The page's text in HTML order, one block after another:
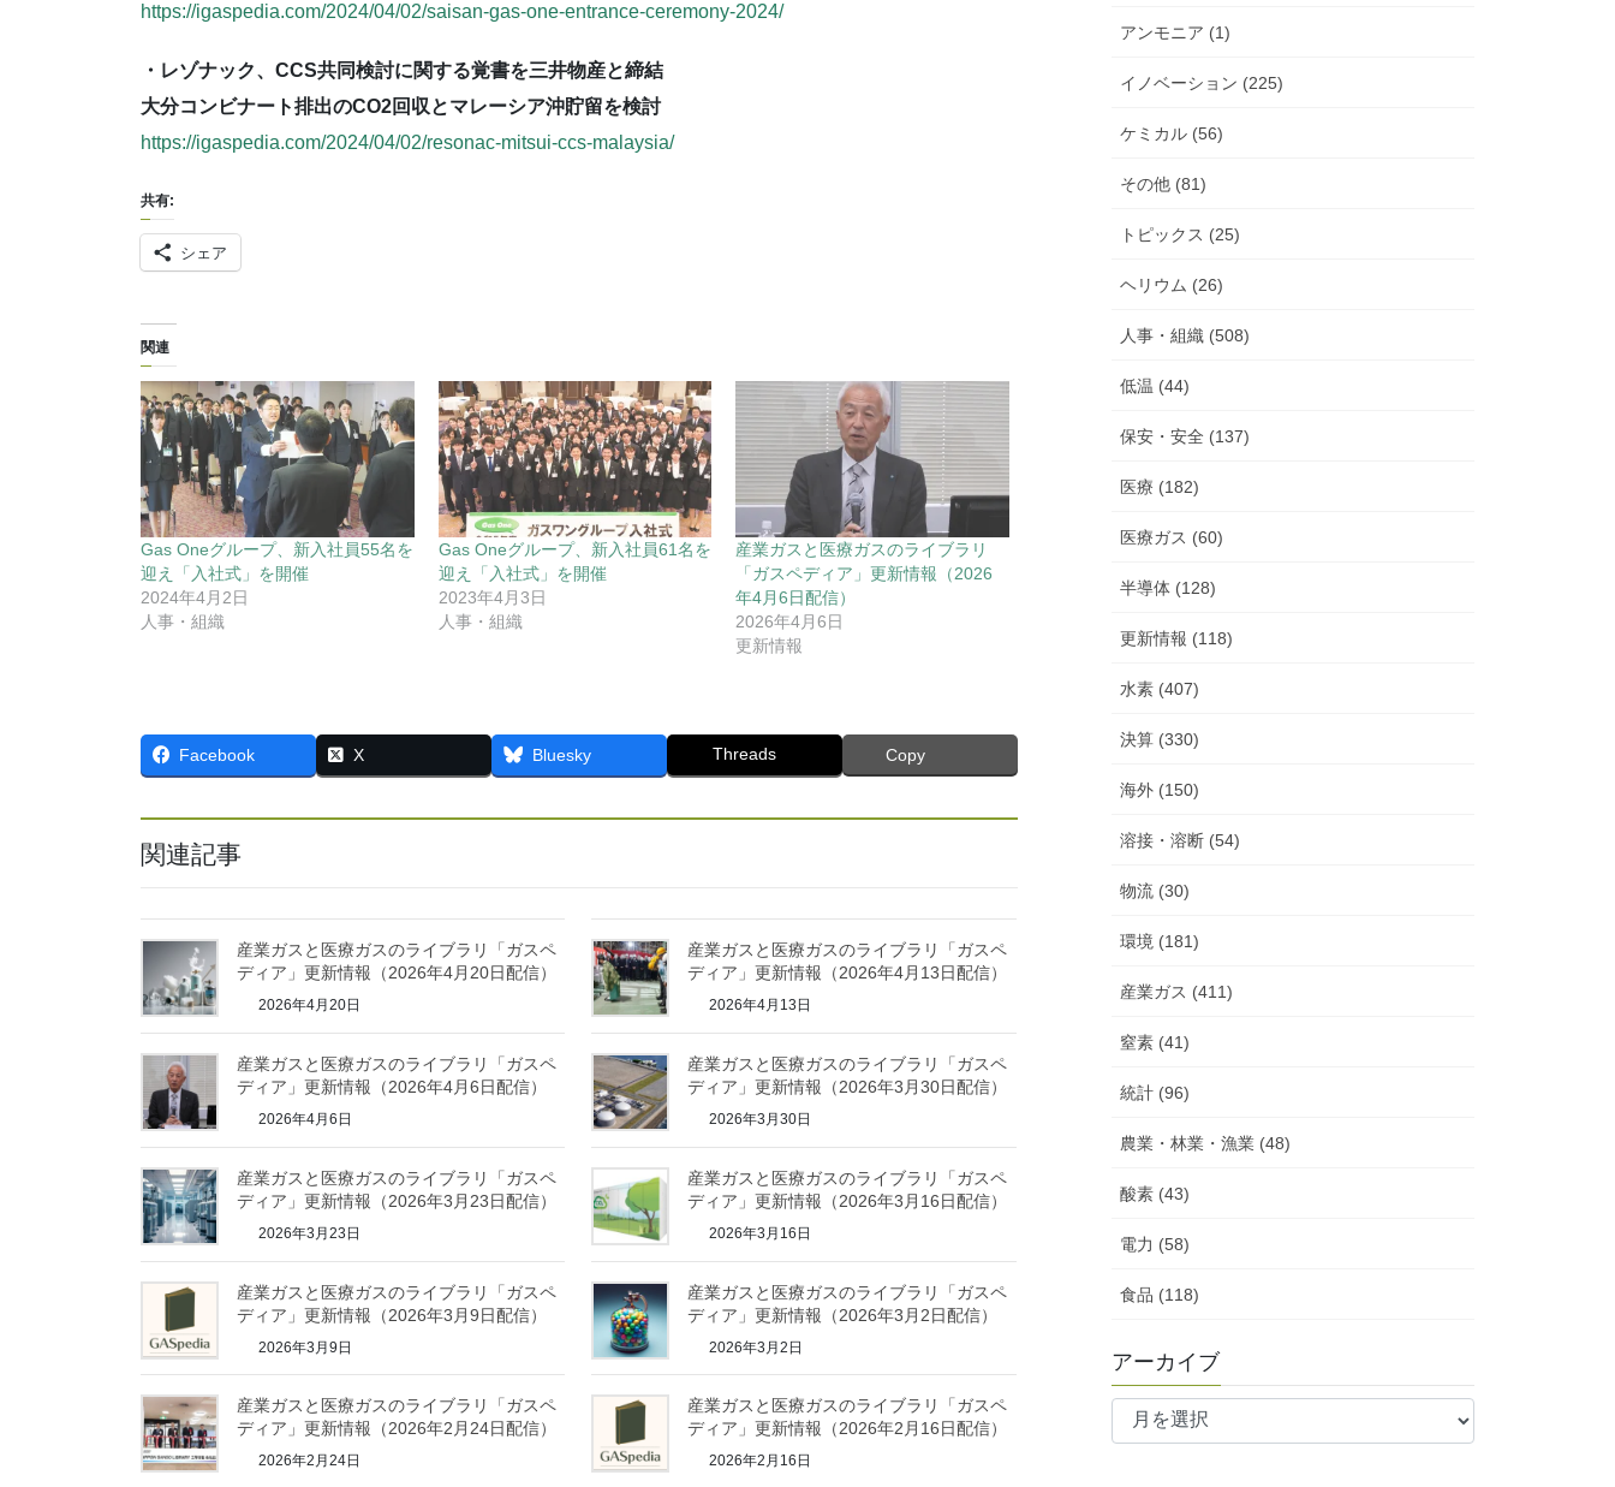
https://igaspedia.com/2024/04/02/saisan-gas-one-entrance-ceremony-2024/
・レゾナック、CCS共同検討に関する覚書を三井物産と締結
大分コンビナート排出のCO2回収とマレーシア沖貯留を検討
https://igaspedia.com/2024/04/02/resonac-mitsui-ccs-malaysia/
共有:
シェア
関連
Gas Oneグループ、新入社員55名を
迎え「入社式」を開催
2024年4月2日
人事・組織
Gas Oneグループ、新入社員61名を
迎え「入社式」を開催
2023年4月3日
人事・組織
産業ガスと医療ガスのライブラリ
「ガスペディア」更新情報（2026
年4月6日配信）
2026年4月6日
更新情報
Facebook X Bluesky Threads Copy
関連記事
産業ガスと医療ガスのライブラリ「ガスペ
ディア」更新情報（2026年4月20日配信）
2026年4月20日
産業ガスと医療ガスのライブラリ「ガスペ
ディア」更新情報（2026年4月13日配信）
2026年4月13日
産業ガスと医療ガスのライブラリ「ガスペ
ディア」更新情報（2026年4月6日配信）
2026年4月6日
産業ガスと医療ガスのライブラリ「ガスペ
ディア」更新情報（2026年3月30日配信）
2026年3月30日
産業ガスと医療ガスのライブラリ「ガスペ
ディア」更新情報（2026年3月23日配信）
2026年3月23日
産業ガスと医療ガスのライブラリ「ガスペ
ディア」更新情報（2026年3月16日配信）
2026年3月16日
産業ガスと医療ガスのライブラリ「ガスペ
ディア」更新情報（2026年3月9日配信）
2026年3月9日
産業ガスと医療ガスのライブラリ「ガスペ
ディア」更新情報（2026年3月2日配信）
2026年3月2日
産業ガスと医療ガスのライブラリ「ガスペ
ディア」更新情報（2026年2月24日配信）
2026年2月24日
産業ガスと医療ガスのライブラリ「ガスペ
ディア」更新情報（2026年2月16日配信）
2026年2月16日
アンモニア (1)
イノベーション (225)
ケミカル (56)
その他 (81)
トピックス (25)
ヘリウム (26)
人事・組織 (508)
低温 (44)
保安・安全 (137)
医療 (182)
医療ガス (60)
半導体 (128)
更新情報 (118)
水素 (407)
決算 (330)
海外 (150)
溶接・溶断 (54)
物流 (30)
環境 (181)
産業ガス (411)
窒素 (41)
統計 (96)
農業・林業・漁業 (48)
酸素 (43)
電力 (58)
食品 (118)
アーカイブ
ア